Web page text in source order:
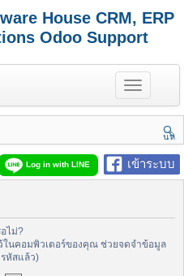
House CRM, ERP
Odoo Support
T
o
g
e
n
a
v
a
i
นห
า
เข้าระบบ
Log in with LINE
ไม่?
ในคอมพิวเตอร์ของคุณ ช่วยจดจำข้อมูล
รหัสแล้ว)